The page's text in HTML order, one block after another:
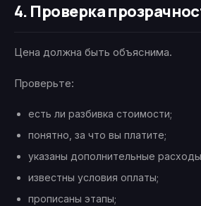
4. Проверка
Цена должна быть объяснима.
Проверьте:
есть ли разбивка стоимости;
понятно, за что вы платите;
указаны дополнительные
известны условия оплаты;
прописаны этапы;